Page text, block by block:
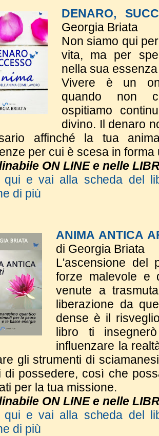
DENARO,
Georgia Briata
Non siamo qui
vita, ma per
nella sua
Vivere è un
quando non
ospitiamo
divino. Il denaro
affinché la tua
per cui è scesa in
ON LINE e nelle
qui e vai alla scheda del
di più
ANIMA ANTICA
di Georgia Briata
L'ascensione del
forze malevole e
venute a
liberazione da
dense è il
libro ti
influenzare la
gli strumenti di
di possedere, così che
per la tua missione.
ON LINE e nelle
qui e vai alla scheda del
di più